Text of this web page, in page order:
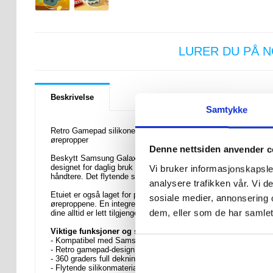
Samtykke
Denne nettsiden anvender
Vi bruker
analysere trafikken vår. Vi
sosiale medier,
dem, eller som de har
LURER DU PÅ
Beskrivelse
Retro Gamepad silikonetui med karabinkrok for Samsung
ørepropper
Beskytt Samsung Galaxy Buds 4 og Galaxy Buds 4 Pro med
designet for daglig bruk og gir 360 graders beskyttelse mot
håndtere. Det flytende silikonmaterialet føles mykt i hånden
Etuiet er også laget for praktisk bruk i hverdagen. Det er
øreproppene. En integrert karabinkrok i metall gjør det enkelt
dine alltid er lett tilgjengelige uansett hvor du går.
Viktige funksjoner og spesifikasjoner
- Kompatibel med Samsung Galaxy Buds 4, Galaxy Buds 4
- Retro gamepad-design for et lekent, iøynefallende utseende
- 360 graders full dekning for å beskytte mot riper og
- Flytende silikonmateriale for holdbar beskyttelse og forbedret